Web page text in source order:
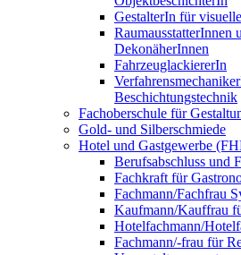
GestalterIn für
RaumausstatterInnen
DekonäherInnen
FahrzeuglackiererIn
Beschichtungstechnik
Fachoberschule für
Gold- und Silberschmiede
Hotel und Gastgewerbe
Berufsabschluss und
Fachkraft für
Fachmann/Fachfrau
Kaufmann/Kauffrau
Hotelfachmann/
Fachmann/-frau für